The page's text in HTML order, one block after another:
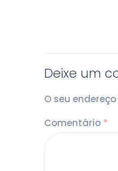
Deixe um
O seu
Comentário *